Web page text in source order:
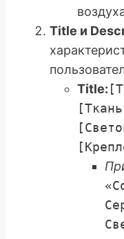
Title и
Title: